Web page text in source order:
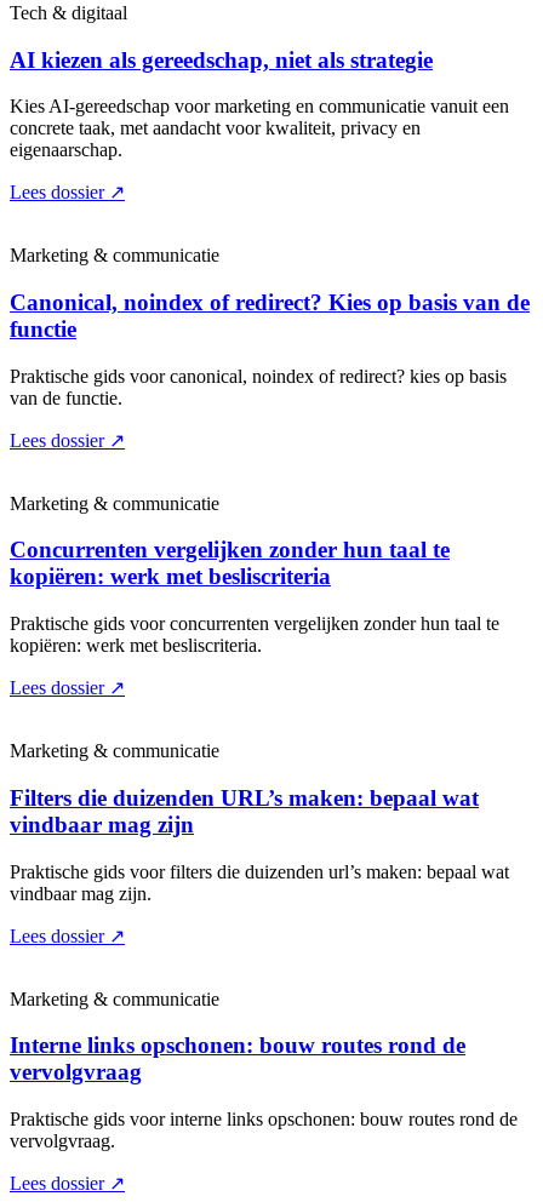
Tech & digitaal
AI kiezen als gereedschap, niet als strategie
Kies AI-gereedschap voor marketing en communicatie vanuit een
concrete taak, met aandacht voor kwaliteit, privacy en
eigenaarschap.
Lees dossier ↗
Marketing & communicatie
Canonical, noindex of redirect? Kies op basis van de
functie
Praktische gids voor canonical, noindex of redirect? kies op basis
van de functie.
Lees dossier ↗
Marketing & communicatie
Concurrenten vergelijken zonder hun taal te
kopiëren: werk met besliscriteria
Praktische gids voor concurrenten vergelijken zonder hun taal te
kopiëren: werk met besliscriteria.
Lees dossier ↗
Marketing & communicatie
Filters die duizenden URL’s maken: bepaal wat
vindbaar mag zijn
Praktische gids voor filters die duizenden url’s maken: bepaal wat
vindbaar mag zijn.
Lees dossier ↗
Marketing & communicatie
Interne links opschonen: bouw routes rond de
vervolgvraag
Praktische gids voor interne links opschonen: bouw routes rond de
vervolgvraag.
Lees dossier ↗